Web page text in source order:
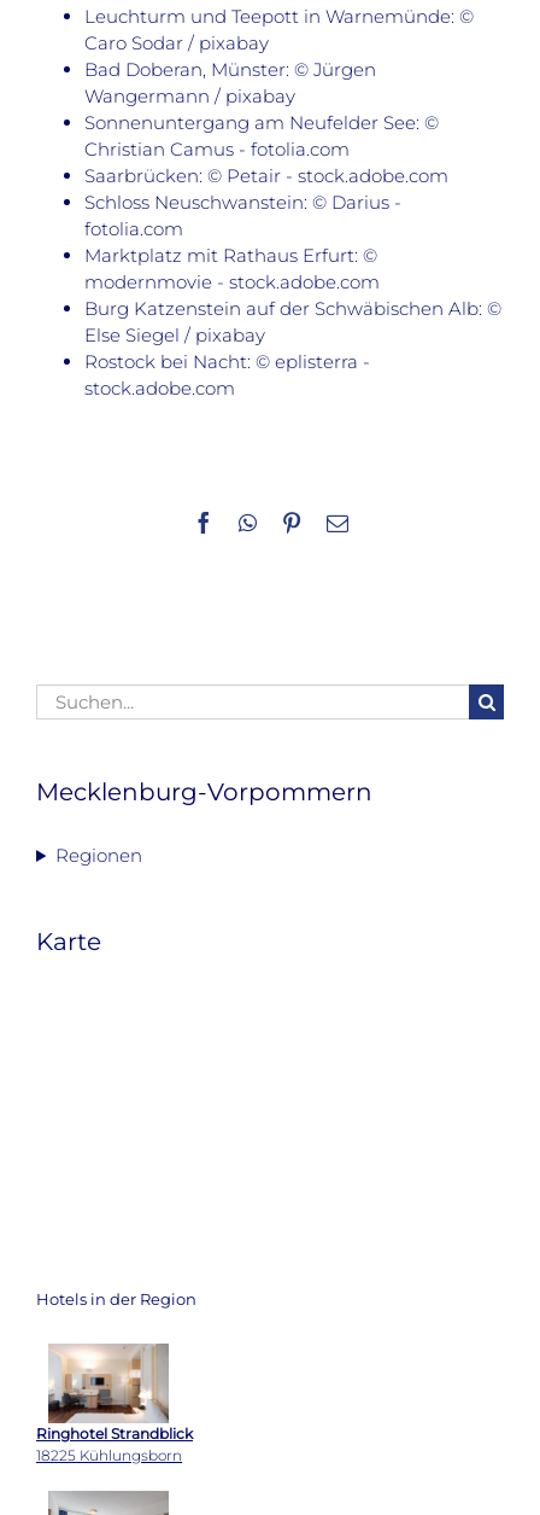
Leuchturm und Teepott in Warnemünde: ©
Caro Sodar / pixabay
Bad Doberan, Münster: © Jürgen
Wangermann / pixabay
Sonnenuntergang am Neufelder See: ©
Christian Camus - fotolia.com
Saarbrücken: © Petair - stock.adobe.com
Schloss Neuschwanstein: © Darius -
fotolia.com
Marktplatz mit Rathaus Erfurt: ©
modernmovie - stock.adobe.com
Burg Katzenstein auf der Schwäbischen Alb: ©
Else Siegel / pixabay
Rostock bei Nacht: © eplisterra -
stock.adobe.com
Facebook
WhatsApp
Pinterest
E-
Suche
nach:
Mecklenburg-Vorpommern
Regionen
Karte
Hotels in der Region
Ringhotel Strandblick
18225 Kühlungsborn